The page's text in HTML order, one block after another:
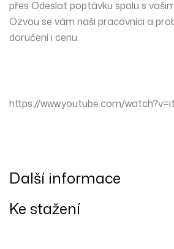
přes Odeslat poptávku spolu s
Ozvou se vám naši pracovníci a
doručení i cenu.
https://www.youtube.com/
Další informace
Ke stažení